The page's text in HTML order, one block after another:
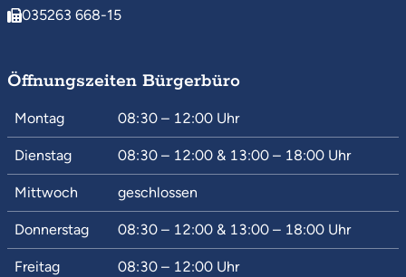
035263 668-15
Öffnungszeiten Bürgerbüro
Montag 08:30 – 12:00 Uhr
Dienstag 08:30 – 12:00 & 13:00 – 18:00 Uhr
Mittwoch geschlossen
Donnerstag 08:30 – 12:00 & 13:00 – 18:00 Uhr
Freitag 08:30 – 12:00 Uhr